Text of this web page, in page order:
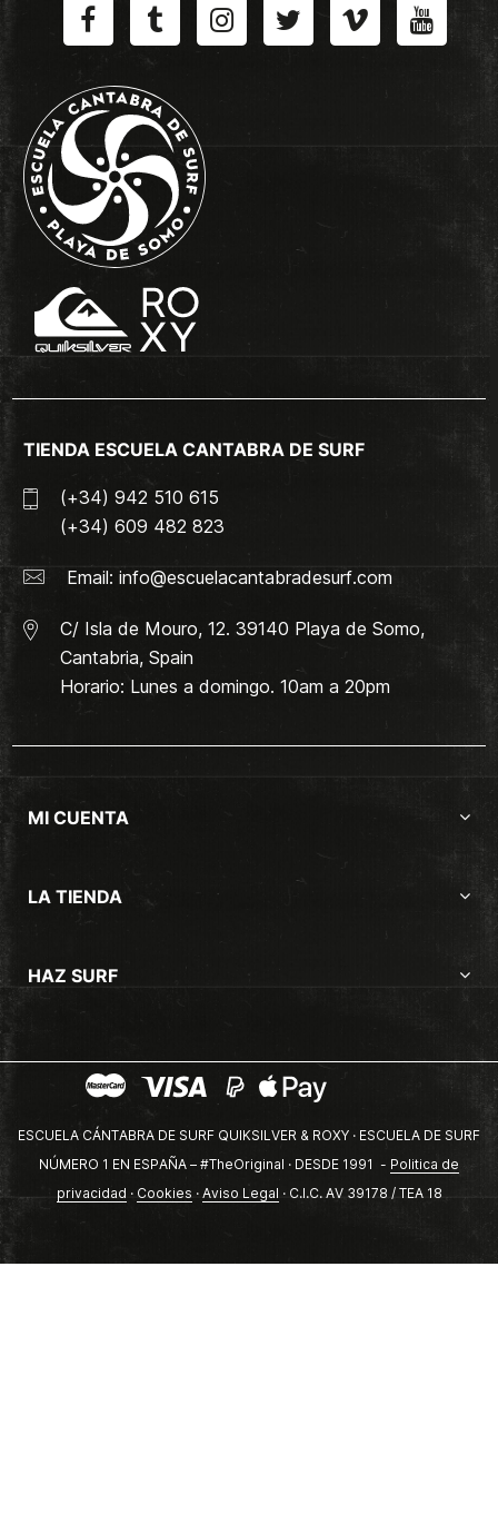
TIENDA ESCUELA CANTABRA DE SURF
(+34) 942 510 615
(+34) 609 482 823
Email: info@escuelacantabradesurf.com
C/ Isla de Mouro, 12. 39140 Playa de Somo,
Cantabria, Spain
Horario: Lunes a domingo. 10am a 20pm
MI CUENTA
LA TIENDA
HAZ SURF
ESCUELA CÁNTABRA DE SURF QUIKSILVER & ROXY · ESCUELA DE SURF
NÚMERO 1 EN ESPAÑA – #TheOriginal · DESDE 1991 - Politica de
privacidad · Cookies · Aviso Legal · C.I.C. AV 39178 / TEA 18